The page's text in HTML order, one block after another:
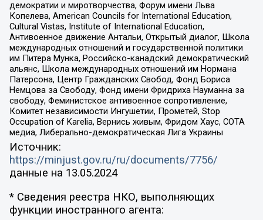
демократии и миротворчества, Форум имени Льва
Копелева, American Councils for International Education,
Cultural Vistas, Institute of International Education,
Антивоенное движение Антальи, Открытый диалог, Школа
международных отношений и государственной политики
им Питера Мунка, Российско-канадский демократический
альянс, Школа международных отношений им Нормана
Патерсона, Центр Гражданских Свобод, Фонд Бориса
Немцова за Свободу, Фонд имени Фридриха Науманна за
свободу, Феминистское антивоенное сопротивление,
Комитет независимости Ингушетии, Прометей, Stop
Occupation of Karelia, Вернись живым, Фридом Хаус, СОТА
медиа, Либерально-демократическая Лига Украины
Источник:
https://minjust.gov.ru/ru/documents/7756/
данные на 13.05.2024
* Сведения реестра НКО, выполняющих
функции иностранного агента: